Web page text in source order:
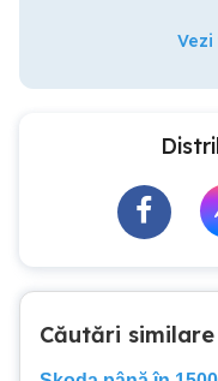
Căutări similare